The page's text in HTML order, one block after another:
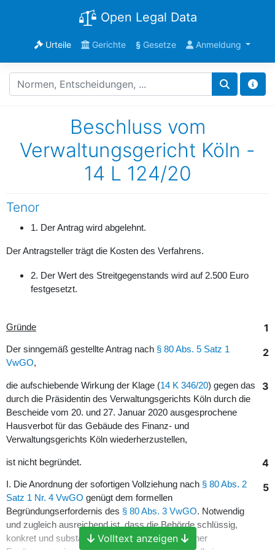
Open Legal Data
Urteile Gerichte §Gesetze Anmeldung
Beschluss vom
Verwaltungsgericht Köln -
14 L 124/20
Tenor
1. Der Antrag wird abgelehnt.
Der Antragsteller trägt die Kosten des Verfahrens.
2. Der Wert des Streitgegenstands wird auf 2.500 Euro
festgesetzt.
1
Gründe
2
Der sinngemäß gestellte Antrag nach § 80 Abs. 5 Satz 1
VwGO,
3
die aufschiebende Wirkung der Klage (14 K 346/20) gegen das
durch die Präsidentin des Verwaltungsgerichts Köln durch die
Bescheide vom 20. und 27. Januar 2020 ausgesprochene
Hausverbot für das Gebäude des Finanz- und
Verwaltungsgerichts Köln wiederherzustellen,
4
ist nicht begründet.
5
I. Die Anordnung der sofortigen Vollziehung nach § 80 Abs. 2
Satz 1 Nr. 4 VwGO genügt dem formellen
Begründungserfordernis des § 80 Abs. 3 VwGO. Notwendig
und zugleich ausreichend ist, dass die Behörde schlüssig,
konkret und substantiiert darlegt, aufgrund welcher
Volltext anzeigen